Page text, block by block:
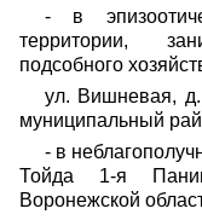
- в
территории,
подсобного
ул. Вишневая,
муниципальный
- в
Тойда 1-я
Воронежской